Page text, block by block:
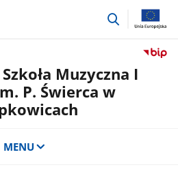
przejdź
Muzyczna I
P. Świerca w
MENU